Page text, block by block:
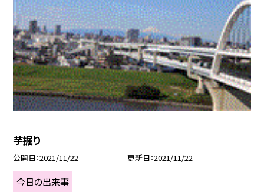
芋掘り
公開日 2021/11/22 更新日 2021/11/22
今日の出来事